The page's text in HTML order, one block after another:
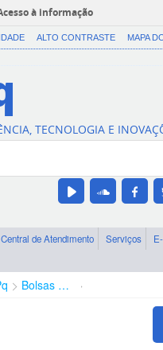
à informação
ALTO CONTRASTE MAPA
TECNOLOGIA E
Central de Atendimento Serviços
Bolsas e Auxílios Vigentes